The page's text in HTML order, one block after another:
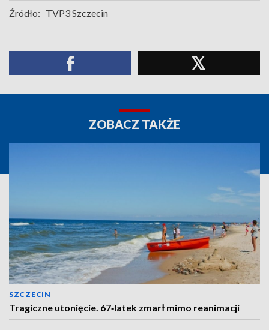
Źródło: TVP3 Szczecin
ZOBACZ TAKŻE
SZCZECIN
Tragiczne utonięcie. 67‑latek zmarł mimo reanimacji